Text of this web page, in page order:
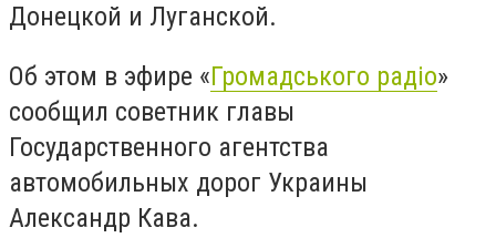
Донецкой и Луганской.
Об этом в эфире «Громадського радіо»
сообщил советник главы
Государственного агентства
автомобильных дорог Украины
Александр Кава.